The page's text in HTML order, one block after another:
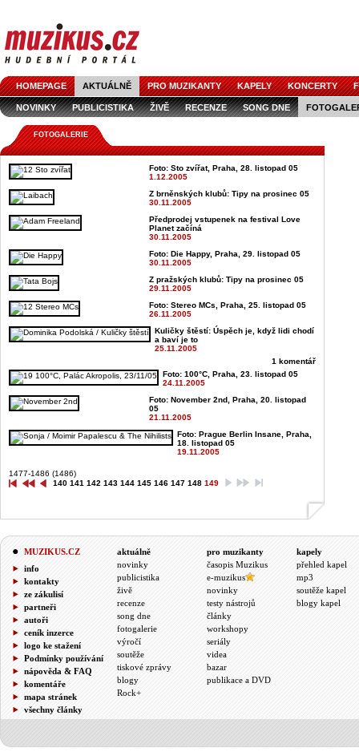
HOMEPAGE AKTUÁLNĚ PRO MUZIKANTY KAPELY KONCERTY
NOVINKY PUBLICISTIKA ŽIVĚ RECENZE SONG DNE
FOTOGALERIE
Foto: Sto zvířat, Praha, 28. listopad 05
1.12.2005
Z brněnských klubů: Tipy na prosinec 05
30.11.2005
Předprodej vstupenek na festival Love
Planet začíná
30.11.2005
Foto: Die Happy, Praha, 29. listopad 05
30.11.2005
Z pražských klubů: Tipy na prosinec 05
29.11.2005
Foto: Stereo MCs, Praha, 25. listopad 05
26.11.2005
Kuličky štěstí: Úspěch je, když lidi chodí
a baví je to
25.11.2005
1 komentář
Foto: 100°C, Praha, 23. listopad 05
24.11.2005
Foto: November 2nd, Praha, 20. listopad
05
21.11.2005
Foto: Prague Berlin Insane, Praha,
18. listopad 05
19.11.2005
1477-1486 (1486)
140 141 142 143 144 145 146 147 148 149
MUZIKUS.CZ
info
kontakty
ze zákulisí
partneři
autoři
ceník inzerce
logo ke stažení
Podmínky používání
nápověda & FAQ
komentáře
mapa stránek
všechny články
aktuálně
novinky
publicistika
živě
recenze
song dne
fotogalerie
výročí
soutěže
tiskové zprávy
blogy
Rock+
pro muzikanty
časopis Muzikus
e-muzikus
novinky
testy nástrojů
články
workshopy
seriály
videa
bazar
publikace a DVD
kapely
přehled kapel
mp3
soutěže kapel
blogy kapel